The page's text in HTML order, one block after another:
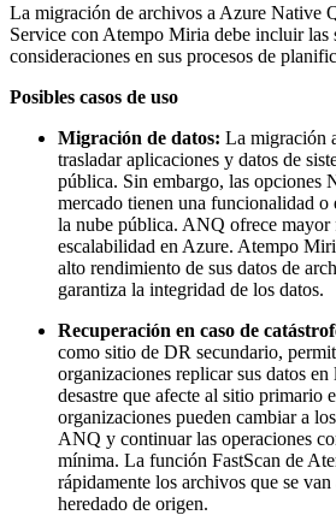
La migración de archivos a Azure Native
Service con Atempo Miria debe incluir las
consideraciones en sus procesos de
Posibles casos de uso
Migración de datos: La migración
trasladar aplicaciones y datos de
pública. Sin embargo, las opciones
mercado tienen una funcionalidad o
la nube pública. ANQ ofrece
escalabilidad en Azure. Atempo
alto rendimiento de sus datos de
garantiza la integridad de los datos.
Recuperación en caso de
como sitio de DR secundario,
organizaciones replicar sus datos en
desastre que afecte al sitio primario
organizaciones pueden cambiar a
ANQ y continuar las operaciones
mínima. La función FastScan de
rápidamente los archivos que se
heredado de origen.